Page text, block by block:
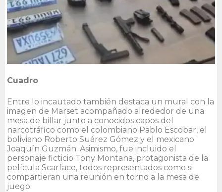
Cuadro
Entre lo incautado también destaca un mural con la
imagen de Marset acompañado alrededor de una
mesa de billar junto a conocidos capos del
narcotráfico como el colombiano Pablo Escobar, el
boliviano Roberto Suárez Gómez y el mexicano
Joaquín Guzmán. Asimismo, fue incluido el
personaje ficticio Tony Montana, protagonista de la
película Scarface, todos representados como si
compartieran una reunión en torno a la mesa de
juego.